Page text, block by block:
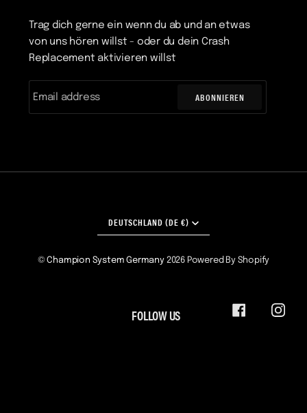
Trag dich gerne ein wenn du ab und an etwas
von uns hören willst - oder du dein Crash
Replacement aktivieren willst
ABONNIEREN
WÄHRUNG
DEUTSCHLAND (DE €)
©Champion System Germany2026 Powered By Shopify
FOLLOW US FACEBOOK